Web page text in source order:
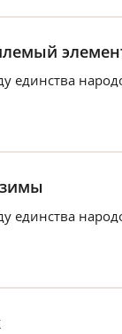
единства
единства